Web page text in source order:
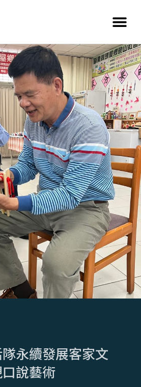
永續發展客家文
說藝術